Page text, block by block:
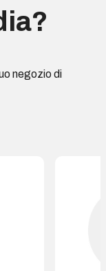
negozio di